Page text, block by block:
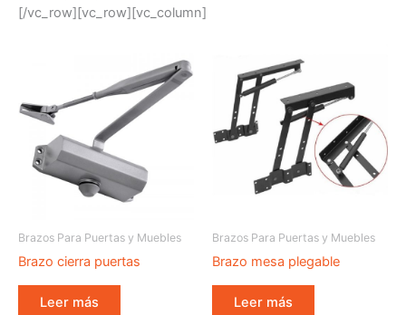
[/vc_row][vc_row][vc_column]
Brazos Para Puertas y Muebles
Brazo cierra puertas
Leer más
Brazos Para Puertas y Muebles
Brazo mesa plegable
Leer más